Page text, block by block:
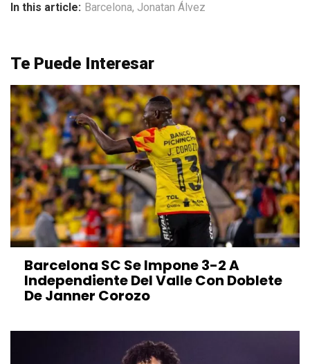
In this article: Barcelona, Jonatan Álvez
Te Puede Interesar
Barcelona SC Se Impone 3-2 A
Independiente Del Valle Con Doblete
De Janner Corozo